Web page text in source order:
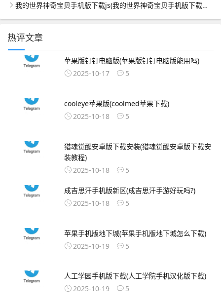
我的世界神奇宝贝手机版下载js(我的世界神奇宝贝手机版下载无视频)
热评文章
苹果版钉钉电脑版(苹果版钉钉电脑版能用吗)
2025-10-17
5
cooleye苹果版(coolmed苹果下载)
2025-10-18
5
猎魂觉醒安卓版下载安装(猎魂觉醒安卓版下载安
装教程)
2025-10-18
5
成吉思汗手机版新区(成吉思汗手游好玩吗?)
2025-10-18
5
苹果手机版地下城(苹果手机版地下城怎么下载)
2025-10-19
5
人工学园手机版下载(人工学院手机汉化版下载)
2025-10-19
5